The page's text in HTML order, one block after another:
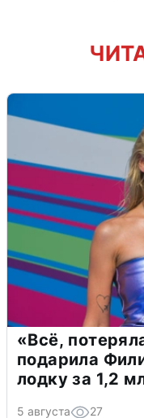
«Всё,
подарила
лодку за 1,2
5 августа 27